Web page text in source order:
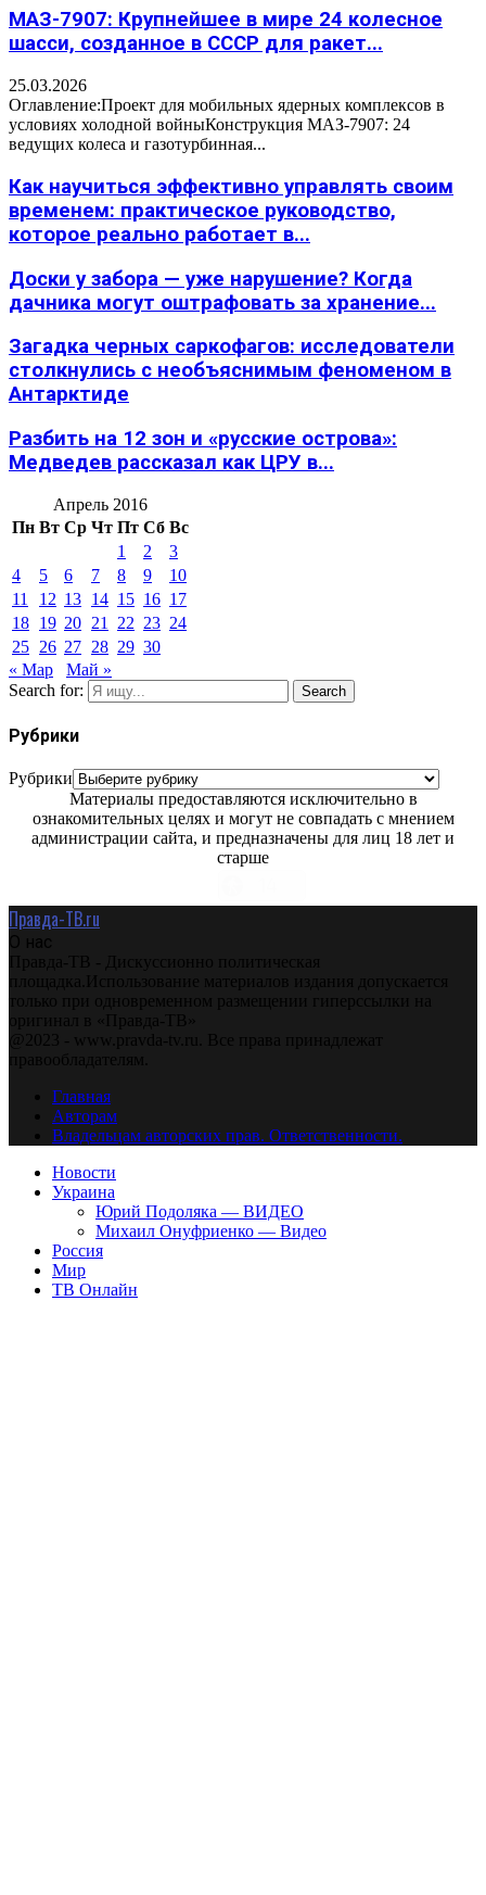
МАЗ-7907: Крупнейшее в мире 24 колесное
шасси, созданное в СССР для ракет...
25.03.2026
Оглавление:Проект для мобильных ядерных комплексов в
условиях холодной войныКонструкция МАЗ-7907: 24
ведущих колеса и газотурбинная...
Как научиться эффективно управлять своим
временем: практическое руководство,
которое реально работает в...
Доски у забора — уже нарушение? Когда
дачника могут оштрафовать за хранение...
Загадка черных саркофагов: исследователи
столкнулись с необъяснимым феноменом в
Антарктиде
Разбить на 12 зон и «русские острова»:
Медведев рассказал как ЦРУ в...
Апрель 2016
Пн Вт Ср Чт Пт Сб Вс
1
2
3
4
5 6 7 8 9
10
11
12 13 14 15 16 17
18 19 20 21 22 23 24
25 26 27 28 29 30
« Мар
Май »
Search for:
Search
Рубрики
Рубрики
Материалы предоставляются исключительно в
ознакомительных целях и могут не совпадать с мнением
администрации сайта, и предназначены для лиц 18 лет и
старше
Правда-ТВ.ru
О нас
Правда-ТВ - Дискуссионно политическая
площадка.Использование материалов издания допускается
только при одновременном размещении гиперссылки на
оригинал в «Правда-ТВ»
@2023 - www.pravda-tv.ru. Все права принадлежат
правообладателям.
Главная
Авторам
Владельцам авторских прав. Ответственности.
Новости
Украина
Юрий Подоляка — ВИДЕО
Михаил Онуфриенко — Видео
Россия
Мир
ТВ Онлайн